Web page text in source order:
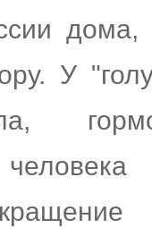
У